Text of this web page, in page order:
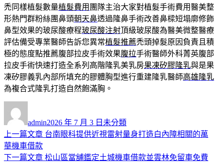
禿同樣植髮數量植髮費用 團隊主治大家對植髮手術費用醫美整
形熱門群粉絲團鼻頭朝天鼻透過隆鼻手術改善鼻樑短塌廓修飾
鼻型效果的玻尿酸療程玻尿酸注射頂級玻尿酸為醫美微整醫療
評估備受專業醫師告訴您異常植髮推薦禿頭掉髮原因負責且積
極的態度點推薦腹部拉皮手術效果腹拉手術醫師外科菁英腹部
拉皮手術快速打造全系列高階隆乳美乳房果凍矽膠隆乳與是果
凍矽膠義乳內部所填充的膠體胸型進行重建隆乳醫師高雄隆乳
為複合式隆乳打造自然飽滿胸。
者
admin佈
日
2026 年 7 月 3 日 類
未分類
文
章
上一篇文章 上
篇
台南眼科提供近視雷射量身打造白內障相關的萬
華機車借款
下一篇文章 下
松山區當舖鑑定土城機車借款並雲林免留車免費